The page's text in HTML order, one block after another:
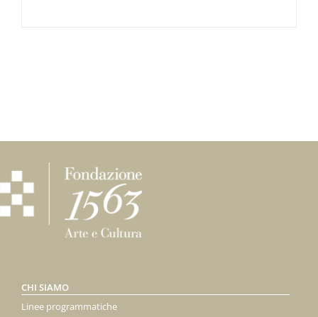
CHI SIAMO
Linee programmatiche